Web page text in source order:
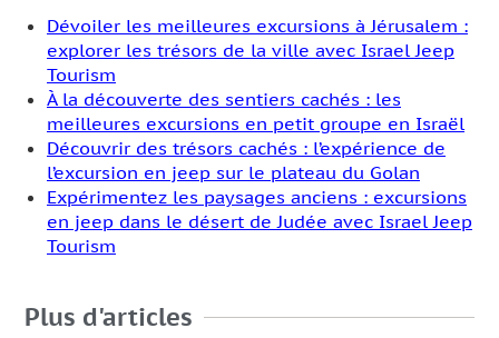
Dévoiler les meilleures excursions à Jérusalem :
explorer les trésors de la ville avec Israel Jeep
Tourism
À la découverte des sentiers cachés : les
meilleures excursions en petit groupe en Israël
Découvrir des trésors cachés : l’expérience de
l’excursion en jeep sur le plateau du Golan
Expérimentez les paysages anciens : excursions
en jeep dans le désert de Judée avec Israel Jeep
Tourism
Plus d'articles